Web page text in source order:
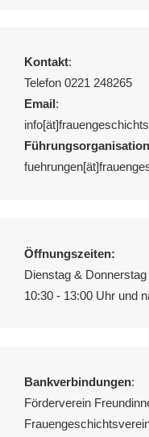
Kontakt:
Telefon 0221 248265
Email:
Führungsorganisation
Öffnungszeiten:
Dienstag & Donnerstag
10:30 - 13:00 Uhr und
Bankverbindungen:
Förderverein